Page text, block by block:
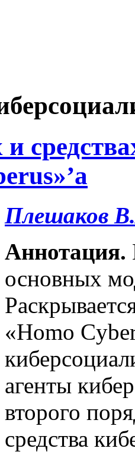
и
Плешаков
Аннотация.
основных
«Homo
агенты
второго
средства